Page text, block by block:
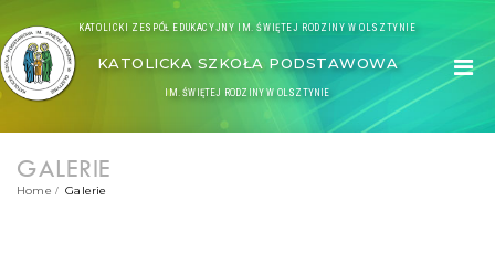
KATOLICKI ZESPÓŁ EDUKACYJNY IM. ŚWIĘTEJ RODZINY W OLSZTYNIE
KATOLICKA SZKOŁA PODSTAWOWA
IM. ŚWIĘTEJ RODZINY W OLSZTYNIE
GALERIE
Home Galerie